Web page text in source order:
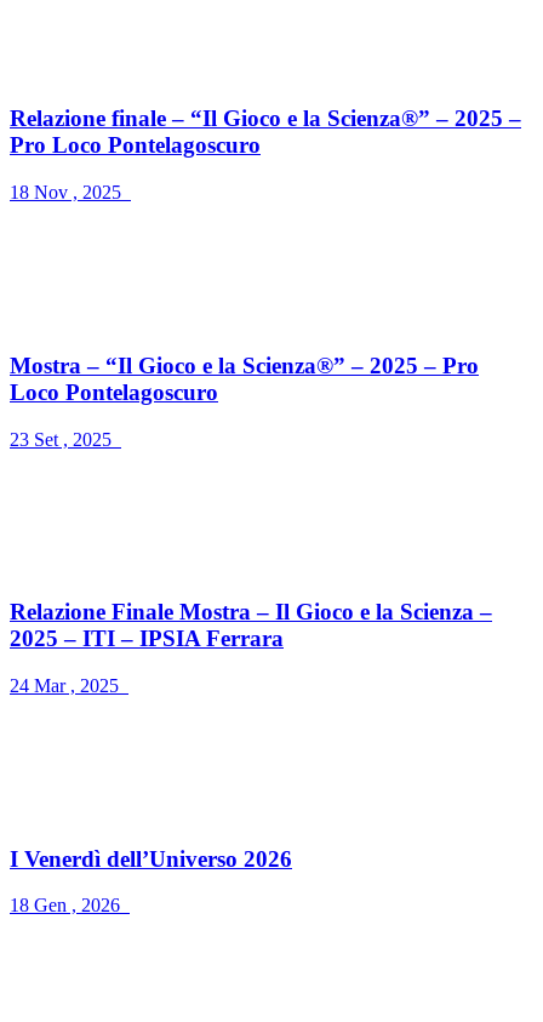
Relazione finale – “Il Gioco e la Scienza®” – 2025 –
Pro Loco Pontelagoscuro
18 Nov , 2025
Mostra – “Il Gioco e la Scienza®” – 2025 – Pro
Loco Pontelagoscuro
23 Set , 2025
Relazione Finale Mostra – Il Gioco e la Scienza –
2025 – ITI – IPSIA Ferrara
24 Mar , 2025
I Venerdì dell’Universo 2026
18 Gen , 2026